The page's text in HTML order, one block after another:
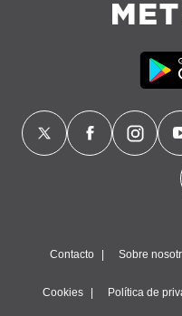
1199
Contacto Sobre
Cookies Política de